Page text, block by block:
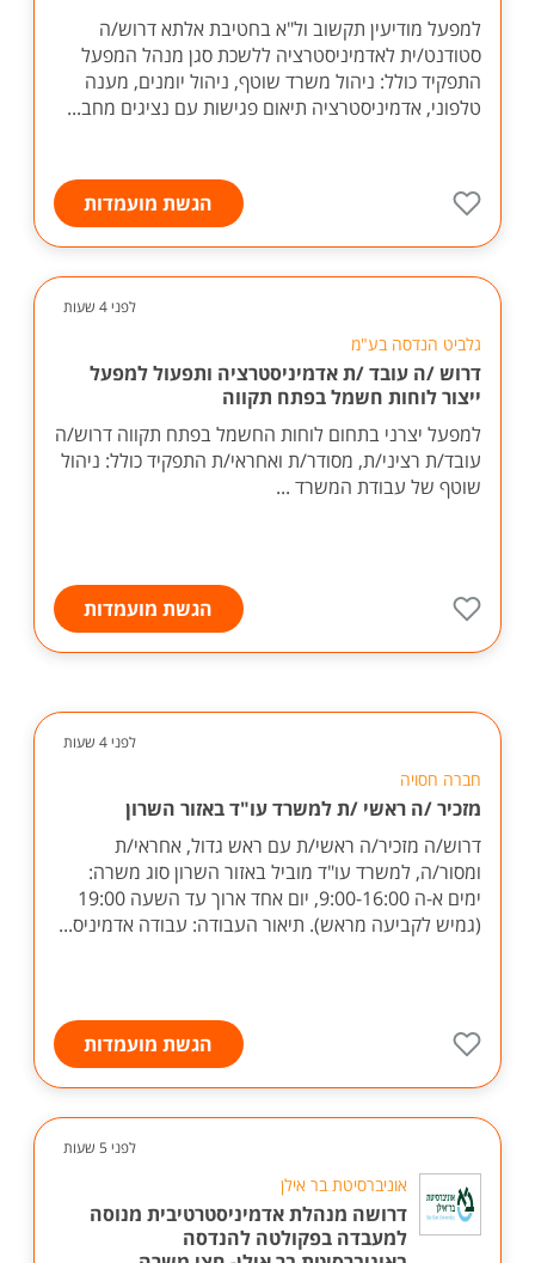
למפעל מודיעין תקשוב ול"א בחטיבת אלתא דרוש/ה
סטודנט/ית לאדמיניסטרציה ללשכת סגן מנהל המפעל
התפקיד כולל: ניהול משרד שוטף, ניהול יומנים, מענה
טלפוני, אדמיניסטרציה תיאום פגישות עם נציגים מחב...
הגשת מועמדות
לפני 4 שעות
גלביט הנדסה בע"מ
דרוש /ה עובד /ת אדמיניסטרציה ותפעול למפעל
ייצור לוחות חשמל בפתח תקווה
למפעל יצרני בתחום לוחות החשמל בפתח תקווה דרוש/ה
עובד/ת רציני/ת, מסודר/ת ואחראי/ת התפקיד כולל: ניהול
שוטף של עבודת המשרד ...
הגשת מועמדות
לפני 4 שעות
חברה חסויה
מזכיר /ה ראשי /ת למשרד עו"ד באזור השרון
דרוש/ה מזכיר/ה ראשי/ת עם ראש גדול, אחראי/ת
ומסור/ה, למשרד עו"ד מוביל באזור השרון סוג משרה:
ימים א-ה 9:00-16:00, יום אחד ארוך עד השעה 19:00
(גמיש לקביעה מראש). תיאור העבודה: עבודה אדמיניס...
הגשת מועמדות
לפני 5 שעות
אוניברסיטת בר אילן
דרושה מנהלת אדמיניסטרטיבית מנוסה
למעבדה בפקולטה להנדסה